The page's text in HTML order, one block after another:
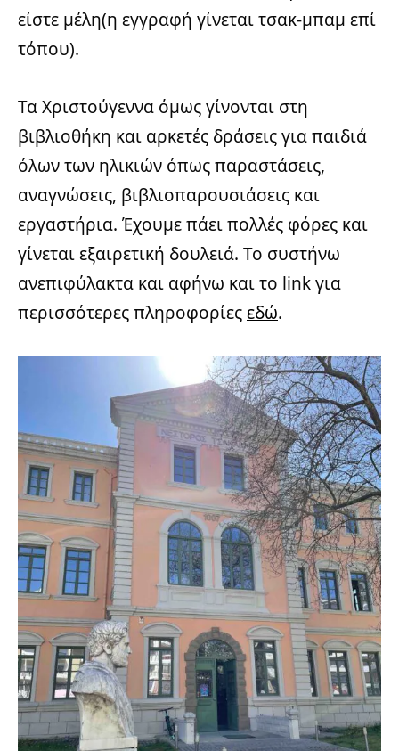
είστε μέλη(η εγγραφή γίνεται τσακ-μπαμ επί
τόπου).
Τα Χριστούγεννα όμως γίνονται στη
βιβλιοθήκη και αρκετές δράσεις για παιδιά
όλων των ηλικιών όπως παραστάσεις,
αναγνώσεις, βιβλιοπαρουσιάσεις και
εργαστήρια. Έχουμε πάει πολλές φόρες και
γίνεται εξαιρετική δουλειά. Το συστήνω
ανεπιφύλακτα και αφήνω και το link για
περισσότερες πληροφορίεςεδώ.